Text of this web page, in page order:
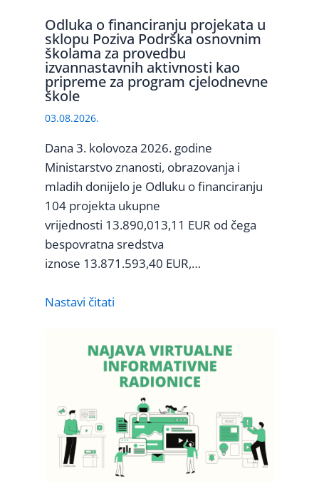
Odluka o financiranju projekata u
sklopu Poziva Podrška osnovnim
školama za provedbu
izvannastavnih aktivnosti kao
pripreme za program cjelodnevne
škole
03.08.2026.
Dana 3. kolovoza 2026. godine
Ministarstvo znanosti, obrazovanja i
mladih donijelo je Odluku o financiranju
104 projekta ukupne
vrijednosti 13.890,013,11 EUR od čega
bespovratna sredstva
iznose 13.871.593,40 EUR,…
Nastavi čitati